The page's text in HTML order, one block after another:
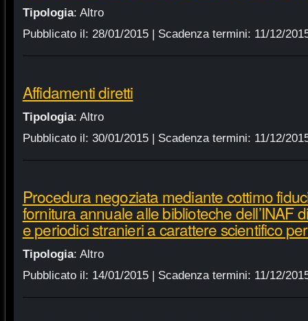
Tipologia: Altro
Pubblicato il: 28/01/2015| Scadenza termini: 11/12/
Affidamenti diretti
Tipologia: Altro
Pubblicato il: 30/01/2015| Scadenza termini: 11/12/
Procedura negoziata mediante cottimo
fornitura annuale alle biblioteche dell’INAF
e periodici stranieri a carattere scientifico
Tipologia: Altro
Pubblicato il: 14/01/2015| Scadenza termini: 11/12/